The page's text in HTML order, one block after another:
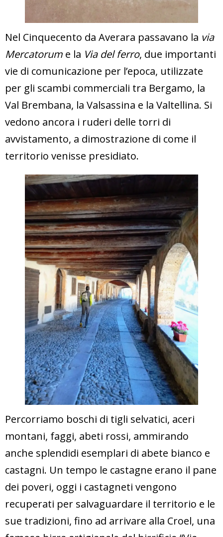
Nel Cinquecento da Averara passavano la via
Mercatorum e la Via del ferro, due importanti
vie di comunicazione per l’epoca, utilizzate
per gli scambi commerciali tra Bergamo, la
Val Brembana, la Valsassina e la Valtellina. Si
vedono ancora i ruderi delle torri di
avvistamento, a dimostrazione di come il
territorio venisse presidiato.
Percorriamo boschi di tigli selvatici, aceri
montani, faggi, abeti rossi, ammirando
anche splendidi esemplari di abete bianco e
castagni. Un tempo le castagne erano il pane
dei poveri, oggi i castagneti vengono
recuperati per salvaguardare il territorio e le
sue tradizioni, fino ad arrivare alla Croel, una